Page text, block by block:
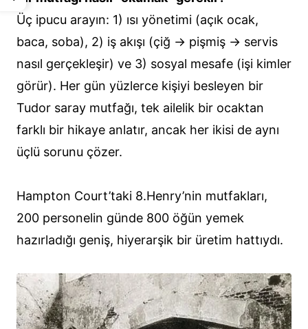
Üç ipucu arayın: 1) ısı yönetimi (açık ocak,
baca, soba), 2) iş akışı (çiğ → pişmiş → servis
nasıl gerçekleşir) ve 3) sosyal mesafe (işi kimler
görür). Her gün yüzlerce kişiyi besleyen bir
Tudor saray mutfağı, tek ailelik bir ocaktan
farklı bir hikaye anlatır, ancak her ikisi de aynı
üçlü sorunu çözer.
Hampton Court’taki 8.Henry’nin mutfakları,
200 personelin günde 800 öğün yemek
hazırladığı geniş, hiyerarşik bir üretim hattıydı.